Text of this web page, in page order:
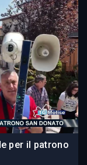
per il patrono